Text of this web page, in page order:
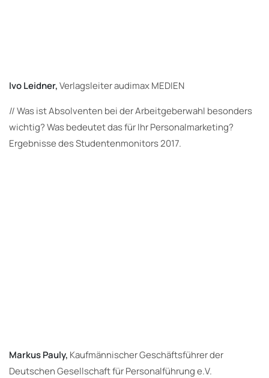
Ivo Leidner,Verlagsleiter audimax MEDIEN
//Was ist Absolventen bei der Arbeitgeberwahl besonders
wichtig? Was bedeutet das für Ihr Personalmarketing?
Ergebnisse des Studentenmonitors 2017.
Markus Pauly, Kaufmännischer Geschäftsführer der
Deutschen Gesellschaft für Personalführung e.V.